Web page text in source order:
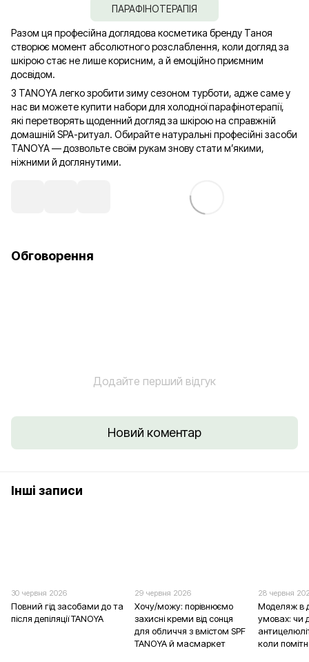
ПАРАФІНОТЕРАПІЯ
Разом ця професійна доглядова косметика бренду Таноя
створює момент абсолютного розслаблення, коли догляд за
шкірою стає не лише корисним, а й емоційно приємним
досвідом.
З TANOYA легко зробити зиму сезоном турботи, адже саме у
нас ви можете купити набори для холодної парафінотерапії,
які перетворять щоденний догляд за шкірою на справжній
домашній SPA-ритуал. Обирайте натуральні професійні засоби
TANOYA — дозвольте своїм рукам знову стати м’якими,
ніжними й доглянутими.
Обговорення
Додайте перший відгук
Новий коментар
Інші записи
30 червня 2026
Повний гід засобами до та
після депіляції TANOYA
29 червня 2026
Хочу/можу: порівнюємо
захисні креми від сонця
для обличчя з вмістом SPF
TANOYA й масмаркет
28 червня
Моделяж в
умовах: чи
коли